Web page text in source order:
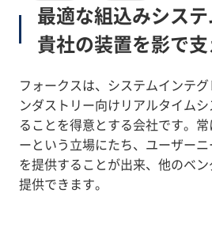
最適な組込みシステ
貴社の装置を影で支
フォークスは、システムインテ
ンダストリー向けリアルタイム
ることを得意とする会社です。
ーという立場にたち、ユーザー
を提供することが出来、他のベ
提供できます。